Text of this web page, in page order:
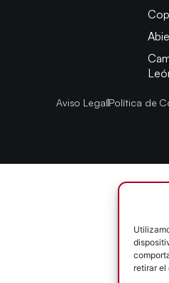
retirar
Aviso LegalPolítica de